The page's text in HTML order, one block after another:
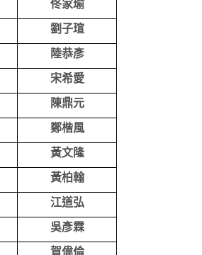
佟家瑜
劉子瑄
陸恭彥
宋希愛
陳鼎元
鄭楷風
黃文隆
黃柏翰
江道弘
吳彥霖
賀偉倫